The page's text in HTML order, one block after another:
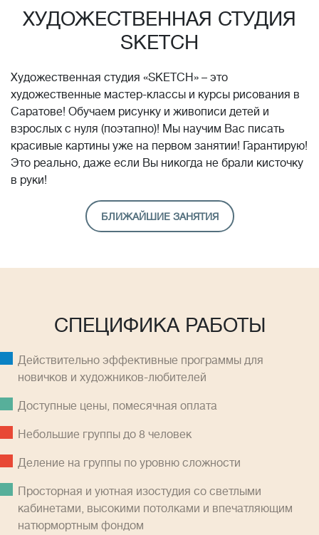
стоимость обучения!*
ХУДОЖЕСТВЕННАЯ СТУДИЯ
SKETCH
Художественная студия «SKETCH» – это
художественные мастер-классы и курсы рисования в
Саратове! Обучаем рисунку и живописи детей и
взрослых с нуля (поэтапно)! Мы научим Вас писать
красивые картины уже на первом занятии! Гарантирую!
Это реально, даже если Вы никогда не брали кисточку
в руки!
БЛИЖАЙШИЕ ЗАНЯТИЯ
СПЕЦИФИКА РАБОТЫ
Действительно эффективные программы для
новичков и художников-любителей
Доступные цены, помесячная оплатa
Небольшие группы до 8 человек
Деление на группы по уровню сложности
Просторная и уютная изостудия со светлыми
кабинетами, высокими потолками и впечатляющим
натюрмортным фондом